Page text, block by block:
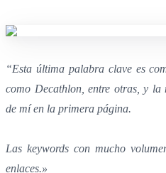
“Esta última palabra clave es
como Decathlon, entre otras, y
de mí en la primera página.
Las keywords con mucho
enlaces.»